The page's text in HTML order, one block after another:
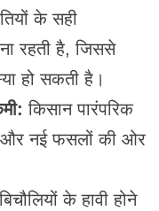
के सही
रहती है, जिससे
हो सकती है।
किसान पारंपरिक
और नई फसलों की ओर
के हावी होने